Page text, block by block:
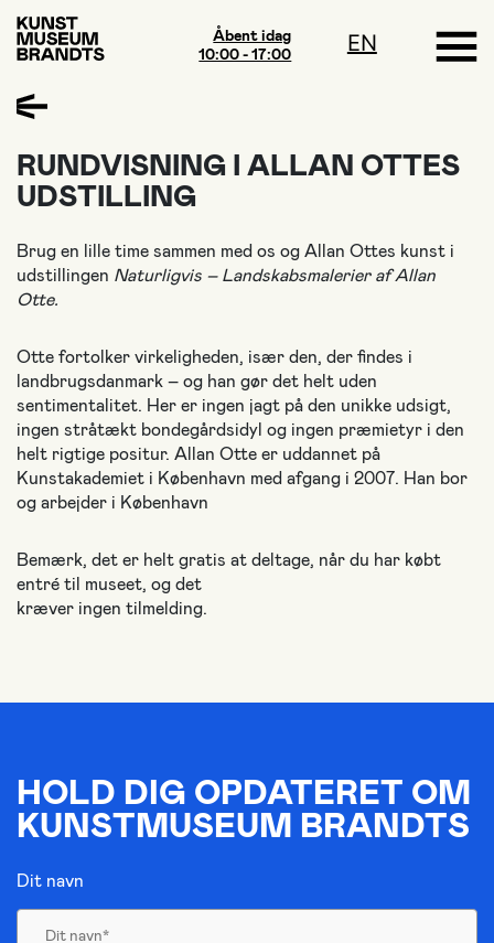
Åbent idag
10:00 - 17:00
EN
RUNDVISNING I ALLAN OTTES
UDSTILLING
Brug en lille time sammen med os og Allan Ottes kunst i
udstillingen Naturligvis – Landskabsmalerier af Allan
Otte.
Otte fortolker virkeligheden, især den, der findes i
landbrugsdanmark – og han gør det helt uden
sentimentalitet. Her er ingen jagt på den unikke udsigt,
ingen stråtækt bondegårdsidyl og ingen præmietyr i den
helt rigtige positur. Allan Otte er uddannet på
Kunstakademiet i København med afgang i 2007. Han bor
og arbejder i København
Bemærk, det er helt gratis at deltage, når du har købt
entré til museet, og det
kræver ingen tilmelding.
HOLD DIG OPDATERET OM
KUNSTMUSEUM BRANDTS
Dit navn